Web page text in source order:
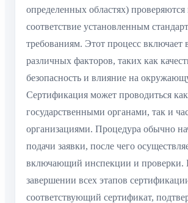
определенных областях) проверяются
соответствие установленным
требованиям. Этот процесс включает
различных факторов, таких как
безопасность и влияние на
Сертификация может проводиться как
государственными органами, так и
организациями. Процедура обычно
подачи заявки, после чего
включающий инспекции и проверки.
завершении всех этапов
соответствующий сертификат,